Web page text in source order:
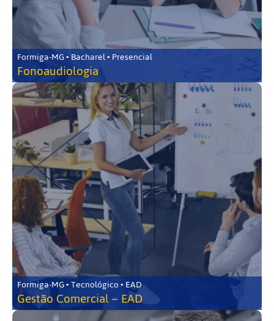
Formiga-MG • Bacharel • Presencial
Fonoaudiologia
Formiga-MG • Tecnológico • EAD
Gestão Comercial – EAD